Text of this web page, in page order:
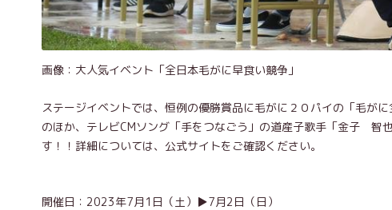
画像：大人気イベント「全日本毛がに早食い競争」
ステージイベントでは、恒例の優勝賞品に毛がに２０パイの「毛が
のほか、テレビCMソング「手をつなごう」の道産子歌手「金子 智
す！！詳細については、公式サイトをご確認ください。
開催日：2023年7月1日（土）▶7月2日（日）